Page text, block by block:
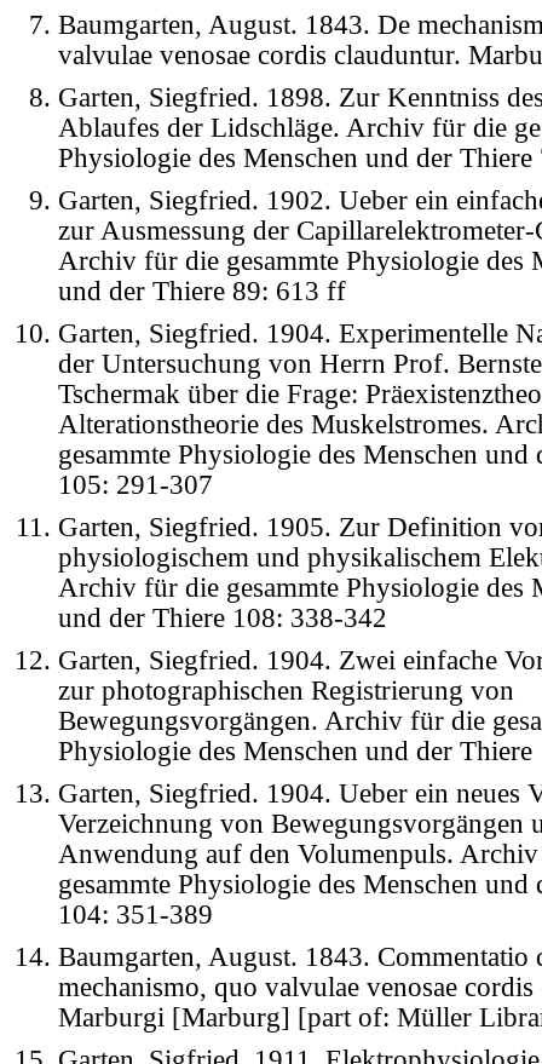
Baumgarten, August. 1843. De
valvulae venosae cordis clauduntur.
Garten, Siegfried. 1898. Zur Kenntniss
Ablaufes der Lidschläge. Archiv für die
Physiologie des Menschen und der
Garten, Siegfried. 1902. Ueber ein
zur Ausmessung der
Archiv für die gesammte Physiologie des
und der Thiere 89: 613 ff
Garten, Siegfried. 1904. Experimentelle
der Untersuchung von Herrn Prof.
Tschermak über die Frage:
Alterationstheorie des Muskelstromes.
gesammte Physiologie des Menschen und
105: 291-307
Garten, Siegfried. 1905. Zur Definition
physiologischem und physikalischem
Archiv für die gesammte Physiologie des
und der Thiere 108: 338-342
Garten, Siegfried. 1904. Zwei einfache
zur photographischen Registrierung von
Bewegungsvorgängen. Archiv für die
Physiologie des Menschen und der
Garten, Siegfried. 1904. Ueber ein neues
Verzeichnung von Bewegungsvorgängen
Anwendung auf den Volumenpuls.
gesammte Physiologie des Menschen und
104: 351-389
Baumgarten, August. 1843. Commentatio
mechanismo, quo valvulae venosae
Marburgi [Marburg] [part of: Müller